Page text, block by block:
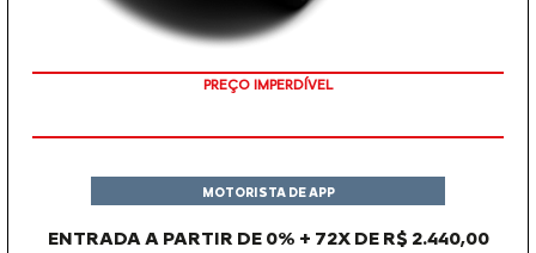
PREÇO IMPERDÍVEL
ENTRADA A PARTIR DE 0% + 72X DE R$ 2.440,00
MOTORISTA DE APP